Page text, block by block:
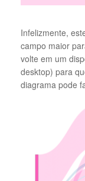
Infelizmente,
campo maior
volte em um
desktop) para
diagrama pode